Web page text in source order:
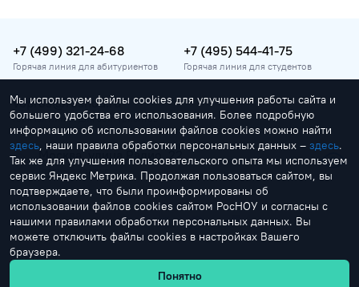
+7 (499) 321-24-68
Горячая линия для абитуриентов
+7 (495) 544-41-75
Горячая линия для студентов
vopros@rosnou.ru
Горячая линия для абитуриентов
Москва, улица Радио, 22
Главный корпус
by Creonit
© 1991-2026 Российский новый университет
Мы используем файлы cookies для улучшения работы сайта и
большего удобства его использования. Более подробную
информацию об использовании файлов cookies можно найти
здесь, наши правила обработки персональных данных – здесь.
Так же для улучшения пользовательского опыта мы используем
сервис Яндекс Метрика. Продолжая пользоваться сайтом, вы
подтверждаете, что были проинформированы об
использовании файлов cookies сайтом РосНОУ и согласны с
нашими правилами обработки персональных данных. Вы
можете отключить файлы cookies в настройках Вашего
браузера.
Понятно